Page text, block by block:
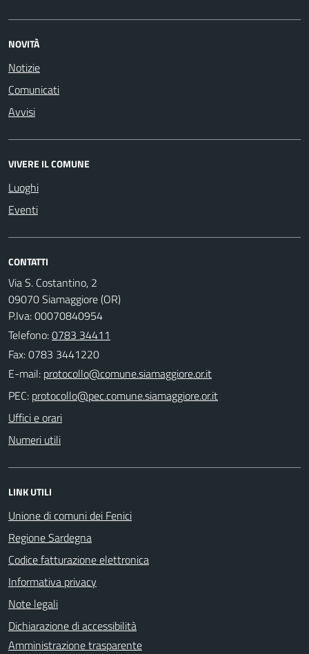
NOVITÀ
Notizie
Comunicati
Avvisi
VIVERE IL COMUNE
Luoghi
Eventi
CONTATTI
Via S. Costantino, 2
09070 Siamaggiore (OR)
P.Iva: 00070840954
Telefono:0783 34411
Fax: 0783 3441220
E-mail:
PEC:
Uffici e orari
Numeri utili
LINK UTILI
Unione di comuni dei Fenici
Regione Sardegna
Codice fatturazione elettronica
Informativa privacy
Note legali
Dichiarazione di accessibilità
Amministrazione trasparente